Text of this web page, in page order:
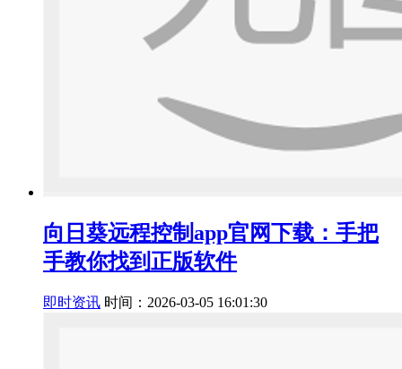
向日葵远程控制app官网下载：手把
手教你找到正版软件
即时资讯 时间：2026-03-05 16:01:30